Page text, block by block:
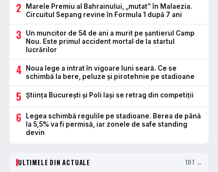
2
Marele Premiu al Bahrainului, „mutat” în Malaezia.
Circuitul Sepang revine în Formula 1 după 7 ani
3
Un muncitor de 54 de ani a murit pe șantierul Camp
Nou. Este primul accident mortal de la startul
lucrărilor
4
Noua lege a intrat în vigoare luni seară. Ce se
schimbă la bere, peluze și pirotehnie pe stadioane
5 Știința București și Poli Iași se retrag din competiții
6
Legea schimbă regulile pe stadioane. Berea de până
la 5,5% va fi permisă, iar zonele de safe standing
devin
ULTIMELE DIN ACTUALE TOT →